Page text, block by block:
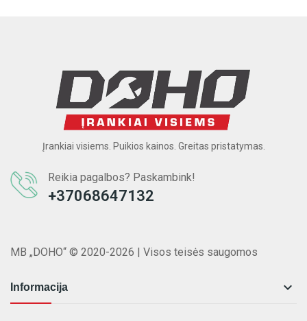
Įrankiai visiems. Puikios kainos. Greitas pristatymas.
Reikia pagalbos? Paskambink!
+37068647132
MB „DOHO“ © 2020-2026 | Visos teisės saugomos
Informacija 